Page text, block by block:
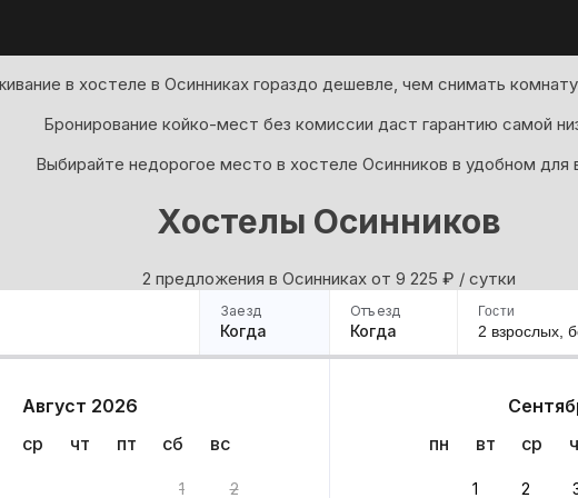
в хостеле в Осинниках гораздо дешевле, чем снимать
Бронирование койко-мест без комиссии даст гарантию самой
Выбирайте недорогое место в хостеле Осинников в удобном для
Хостелы Осинников
2 предложения в Осинниках oт 9 225 ₽ / сутки
Заезд
Когда
Отъезд
Когда
Август 2026
ср чт пт сб вс
1 2
пн
вт ср
1 2
Гости
2 взрослых,
варианта